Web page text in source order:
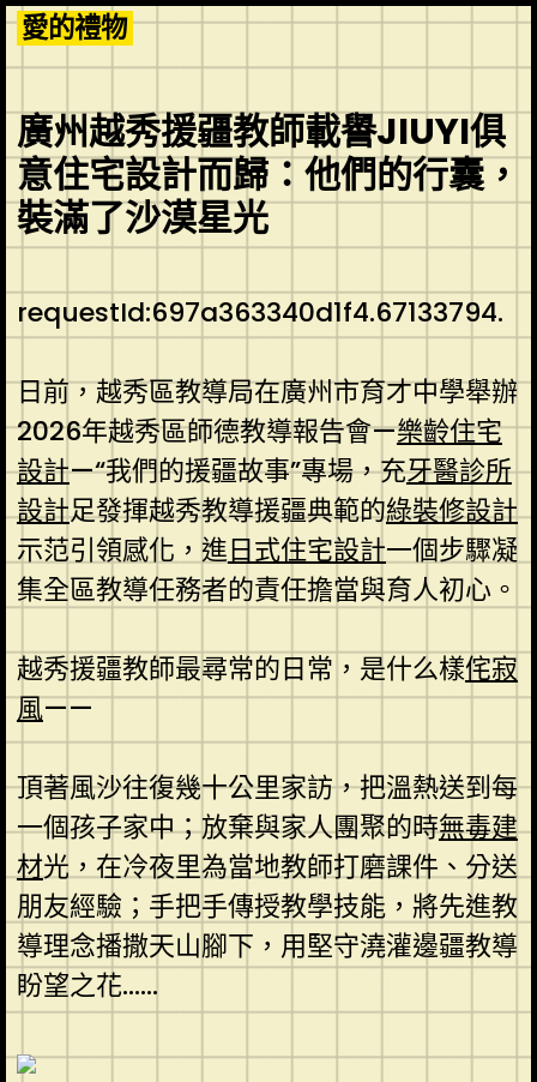
Skip
to
content
愛的禮物
廣州越秀援疆教師載譽JIUYI俱
意住宅設計而歸：他們的行囊，
裝滿了沙漠星光
requestId:697a363340d1f4.67133794.
日前，越秀區教導局在廣州市育才中學舉辦
2026年越秀區師德教導報告會—樂齡住宅
設計—“我們的援疆故事”專場，充牙醫診所
設計足發揮越秀教導援疆典範的綠裝修設計
示范引領感化，進日式住宅設計一個步驟凝
集全區教導任務者的責任擔當與育人初心。
越秀援疆教師最尋常的日常，是什么樣侘寂
風——
頂著風沙往復幾十公里家訪，把溫熱送到每
一個孩子家中；放棄與家人團聚的時無毒建
材光，在冷夜里為當地教師打磨課件、分送
朋友經驗；手把手傳授教學技能，將先進教
導理念播撒天山腳下，用堅守澆灌邊疆教導
盼望之花……